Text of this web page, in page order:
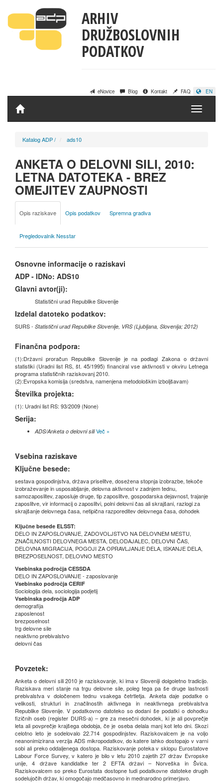
ARHIV
DRUŽBOSLOVNIH
PODATKOV
eNovice Blog Kontakt FAQ EN
Domov
Katalog ADP/ ads10
ANKETA O DELOVNI SILI, 2010:
LETNA DATOTEKA - BREZ
OMEJITEV ZAUPNOSTI
Opis raziskave Opis podatkov Spremna gradiva
Pregledovalnik Nesstar
Osnovne informacije o raziskavi
ADP - IDNo: ADS10
Glavni avtor(ji):
Statistični urad Republike Slovenije
Izdelal datoteko podatkov:
SURS - Statistični urad Republike Slovenije, VRS (Ljubljana, Slovenija; 2012)
Finančna podpora:
(1):Državni proračun Republike Slovenije je na podlagi Zakona o državni
statistiki (Uradni list RS, št. 45/1995) financiral vse aktivnosti v okviru Letnega
programa statističnih raziskovanj 2010.
(2):Evropska komisija (sredstva, namenjena metodološkim izboljšavam)
Številka projekta:
(1): Uradni list RS: 93/2009 (None)
Serija:
ADS/Anketa o delovni sili Več »
Vsebina raziskave
Ključne besede:
sestava gospodinjstva, država priselitve, dosežena stopnja izobrazbe, tekoče
izobraževanje in usposabljanje, delovna aktivnost v zadnjem tednu,
samozaposlitev, zaposluje druge, tip zaposlitve, gospodarska dejavnost, trajanje
zaposlitve, vir informacij o zaposlitvi, polni delovni čas ali skrajšani, razlogi za
skrajšanje delovnega časa, netipična razporeditev delovnega časa, dohodek
Ključne besede ELSST:
DELO IN ZAPOSLOVANJE, ZADOVOLJSTVO NA DELOVNEM MESTU,
ZNAČILNOSTI DELOVNEGA MESTA, DELODAJALEC, DELOVNI ČAS,
DELOVNA MIGRACIJA, POGOJI ZA OPRAVLJANJE DELA, ISKANJE DELA,
BREZPOSELNOST, DELOVNO MESTO
Vsebinska področja CESSDA
DELO IN ZAPOSLOVANJE - zaposlovanje
Vsebinsko področja CERIF
Sociologija dela, sociologija podjetij
Vsebinska področja ADP
demografija
zaposlenost
brezposelnost
trg delovne sile
neaktivno prebivalstvo
delovni čas
Povzetek:
Anketa o delovni sili 2010 je raziskovanje, ki ima v Sloveniji dolgoletno tradicijo.
Raziskava meri stanje na trgu delovne sile, poleg tega pa še druge lastnosti
prebivalstva v določenem tednu vsakega četrtletja. Anketa daje podatke o
velikosti, strukturi in značilnostih aktivnega in neaktivnega prebivalstva
Republike Slovenije. V podatkovno datoteko so dodani še podatki o dohodku
fizičnih oseb (register DURS-a) – gre za mesečni dohodek, ki je ali povprečje
leta ali povprečje krajšega obdobja, če je oseba delala manj kot leto dni. Skozi
celotno leto je sodelovalo 22.714 gospodinjstev. Raziskovalcem je na voljo
neanonimizirana verzija ADS mikropodatkov, do katere lahko dostopajo v varni
sobi ali preko oddaljenega dostopa. Raziskovanje poteka v sklopu Eurostatove
Labour Force Survey, v katero je bilo v letu 2010 zajetih 27 držav Evropske
unije, 4 države kandidatke ter 2 EFTA državi – Norveška in Švica.
Raziskovalcem so preko Eurostata dostopne tudi podatkovne datoteke drugih
sodelujočih držav, ki omogočajo medčasovno in mednarodno primerjavo.